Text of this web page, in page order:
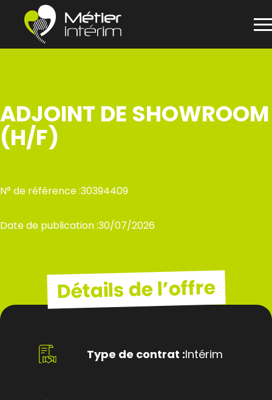
ADJOINT DE SHOWROOM
(H/F)
N° de référence :30394409
Date de publication :30/07/2026
Détails de l’offre
Type de contrat :Intérim
Panneau de gestion des cookies